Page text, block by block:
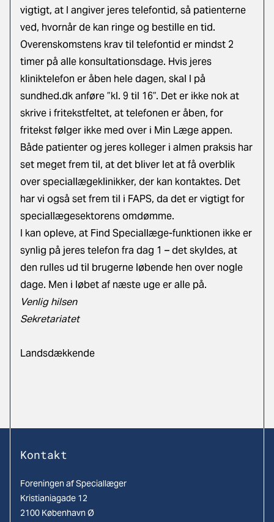
vigtigt, at I angiver jeres telefontid, så patienterne
ved, hvornår de kan ringe og bestille en tid.
Overenskomstens krav til telefontid er mindst 2
timer på alle konsultationsdage. Hvis jeres
kliniktelefon er åben hele dagen, skal I på
sundhed.dk anføre ”kl. 9 til 16”. Det er ikke nok at
skrive i fritekstfeltet, at telefonen er åben, for
fritekst følger ikke med over i Min Læge appen.
Både patienter og jeres kolleger i almen praksis har
set meget frem til, at det bliver let at få overblik
over speciallægeklinikker, der kan kontaktes. Det
har vi også set frem til i FAPS, da det er vigtigt for
speciallægesektorens omdømme.
I kan opleve, at Find Speciallæge-funktionen ikke er
synlig på jeres telefon fra dag 1 – det skyldes, at
den rulles ud til brugerne løbende hen over nogle
dage. Men i løbet af næste uge er alle på.
Venlig hilsen
Sekretariatet
Landsdækkende
Kontakt
Foreningen af Speciallæger
Kristianiagade 12
2100 København Ø